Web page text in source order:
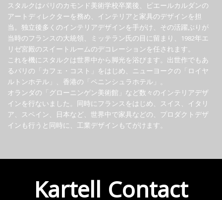
スタルクはパリのカモンド美術学校卒業後、ピエールカルダンの
アートディレクターを務め、インテリアと家具のデザインを担
当。独立後多くのインテリアデザインを手がけ、その活躍ぶりが
当時のフランスの大統領、ミッテラン氏の目に留まり、1982年エ
リゼ宮殿のスイートルームのデコレーションを任されます。
これを機にスタルクは世界中から脚光を浴びます。出世作でもあ
るパリの「カフェ・コスト」をはじめ、ニューヨークの「ロイヤ
ルトンホテル」、香港の「ペニンシュラホテル」。
オランダの「グローニンゲン美術館」など数々のインテリアデザ
インを行ないました。同時にフランスをはじめ、スイス、イタリ
ア、スペイン、日本など、世界中で家具などの、プロダクトデザ
インも行うと同時に、工業デザインもてがけます。